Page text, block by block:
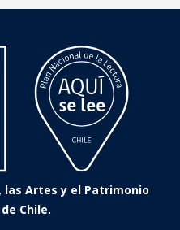
Artes y el Patrimonio
Chile.